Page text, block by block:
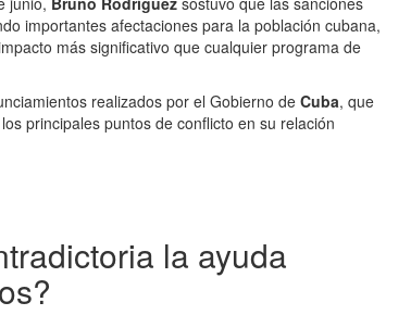
importantes afectaciones para la población cubana,
más significativo que cualquier programa de
realizados por el Gobierno deCuba, que
principales puntos de conflicto en su relación
la ayuda